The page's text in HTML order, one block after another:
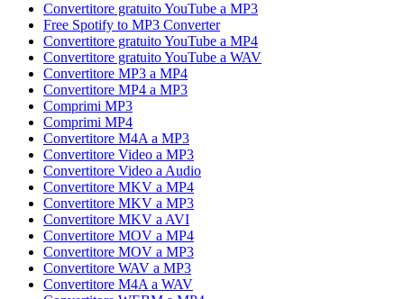
Convertitore gratuito YouTube a MP3
Free Spotify to MP3 Converter
Convertitore gratuito YouTube a MP4
Convertitore gratuito YouTube a WAV
Convertitore MP3 a MP4
Convertitore MP4 a MP3
Comprimi MP3
Comprimi MP4
Convertitore M4A a MP3
Convertitore Video a MP3
Convertitore Video a Audio
Convertitore MKV a MP4
Convertitore MKV a MP3
Convertitore MKV a AVI
Convertitore MOV a MP4
Convertitore MOV a MP3
Convertitore WAV a MP3
Convertitore M4A a WAV